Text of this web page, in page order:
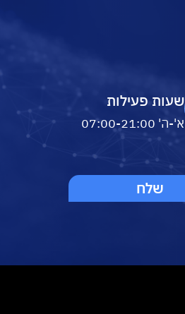
שעות פעילות
א'-ה' 07:00-21:00